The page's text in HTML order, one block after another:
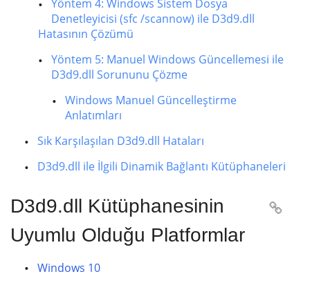
Yöntem 4: Windows Sistem Dosya
Denetleyicisi (sfc /scannow) ile D3d9.dll
Hatasının Çözümü
Yöntem 5: Manuel Windows Güncellemesi ile
D3d9.dll Sorununu Çözme
Windows Manuel Güncelleştirme
Anlatımları
Sık Karşılaşılan D3d9.dll Hataları
D3d9.dll ile İlgili Dinamik Bağlantı Kütüphaneleri
D3d9.dll Kütüphanesinin
Uyumlu Olduğu Platformlar

Windows 10